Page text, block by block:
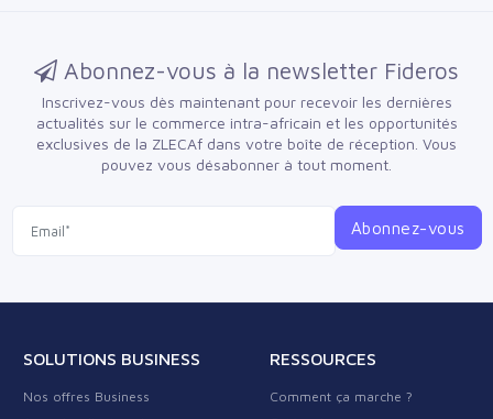
Abonnez-vous à la newsletter Fideros
Inscrivez-vous dès maintenant pour recevoir les dernières
actualités sur le commerce intra-africain et les opportunités
exclusives de la ZLECAf dans votre boîte de réception. Vous
pouvez vous désabonner à tout moment.
Abonnez-vous
SOLUTIONS BUSINESS
Nos offres Business
RESSOURCES
Comment ça marche ?